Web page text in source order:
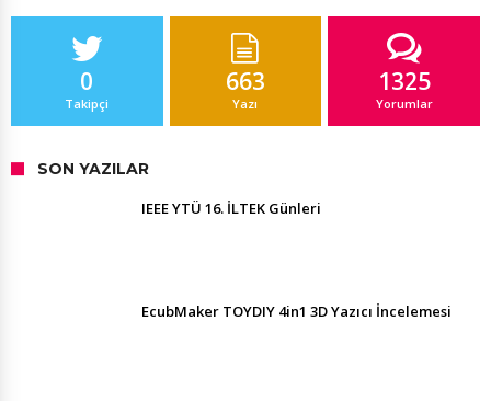
0
Takipçi
663
Yazı
1325
Yorumlar
SON YAZILAR
IEEE YTÜ 16. İLTEK Günleri
EcubMaker TOYDIY 4in1 3D Yazıcı İncelemesi